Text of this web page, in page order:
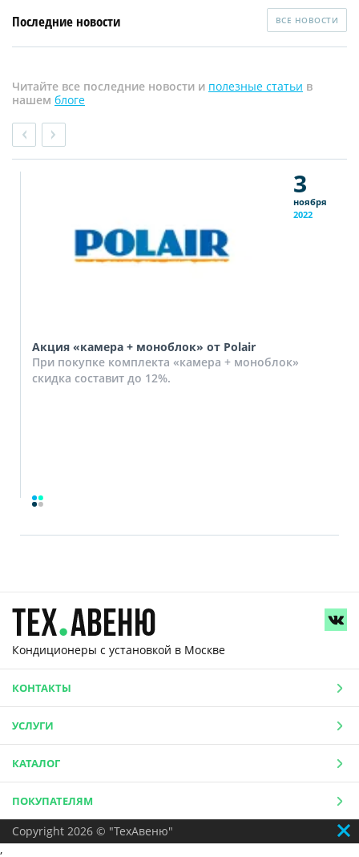
Последние новости ВСЕ НОВОСТИ
Читайте все последние новости и полезные статьи в
нашем блоге
3
ноября
2022
Акция «камера + моноблок» от Polair
При покупке комплекта «камера + моноблок»
скидка составит до 12%.
Кондиционеры с установкой в Москве
КОНТАКТЫ
УСЛУГИ
КАТАЛОГ
ПОКУПАТЕЛЯМ
Copyright 2026 © "ТехАвеню"
,